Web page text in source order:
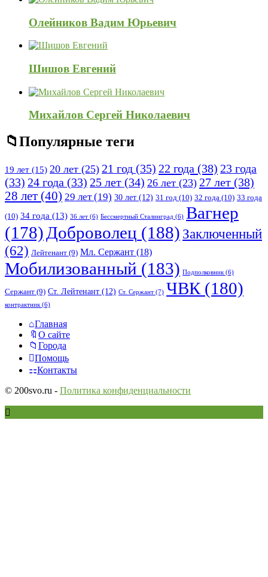
Олейников Вадим Юрьевич
Шишов Евгений
Михайлов Сергей Николаевич
Популярные теги
19 лет (15) 20 лет (25) 21 год (35) 22 года (38) 23 года
(33) 24 года (33) 25 лет (34) 26 лет (23) 27 лет (38)
28 лет (40) 29 лет(19) 30 лет (12) 31 год (10) 32 года (10) 33 года
(10) 34 года (13) 36 лет (6) Бессмертный Сталинград (6) Вагнер
(178) Доброволец (188) Заключенный
(62) Лейтенант (9) Мл. Сержант (18)
Мобилизованный (183) Подполковник(6)
Сержант (9) Ст. Лейтенант (12) Ст. Сержант (7) ЧВК (180)
контрактник(6)
Исследовать
Главная
О сайте
Города
Помощь
Контакты
© 200svo.ru - Политика конфиденциальности